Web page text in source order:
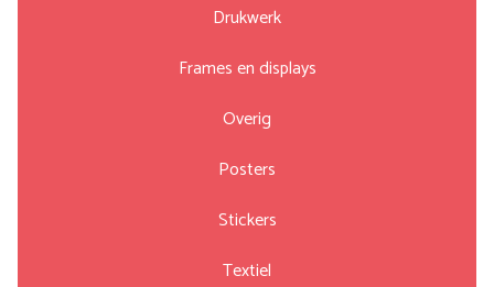
Drukwerk
Frames en displays
Overig
Posters
Stickers
Textiel